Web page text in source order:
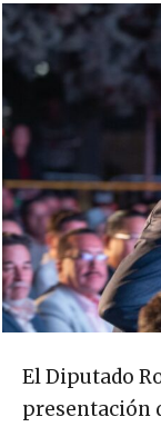
El Diputado
presentación